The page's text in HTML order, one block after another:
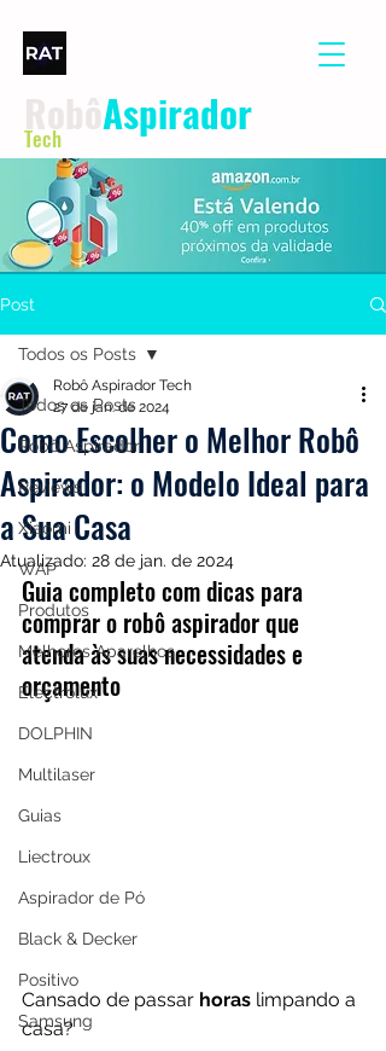
Aspirador
Tech
Post
Todos os Posts
Robô Aspirador
Reviews
Xiaomi
WAP
Produtos
Melhores Aparelhos
Electrolux
DOLPHIN
Multilaser
Guias
Liectroux
Aspirador de Pó
Black & Decker
Positivo
Samsung
Todos os Posts
Como Escolher o Melhor Robô
Aspirador: o Modelo Ideal para
a Sua Casa
Robô Aspirador Tech
27 de jan. de 2024
Atualizado: 28 de jan. de 2024
Guia completo com dicas para
comprar o robô aspirador que
atenda às suas necessidades e
orçamento
Cansado de passar horas limpando a
casa?